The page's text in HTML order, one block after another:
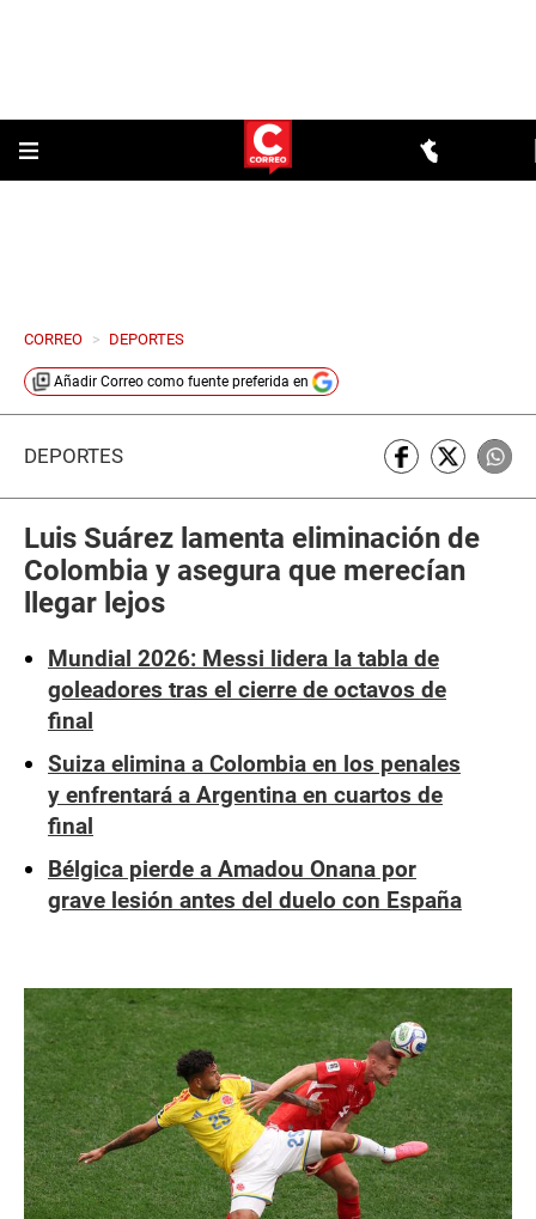
CORREO > DEPORTES
Añadir Correo como fuente preferida en
DEPORTES
Luis Suárez lamenta eliminación de
Colombia y asegura que merecían
llegar lejos
Mundial 2026: Messi lidera la tabla de
goleadores tras el cierre de octavos de
final
Suiza elimina a Colombia en los penales
y enfrentará a Argentina en cuartos de
final
Bélgica pierde a Amadou Onana por
grave lesión antes del duelo con España